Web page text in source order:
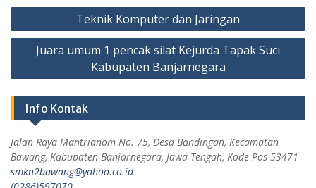
Teknik Komputer dan Jaringan
Juara umum 1 pencak silat Kejurda Tapak Suci
Kabupaten Banjarnegara
Info Kontak
Jalan Raya Mantrianom No. 75, Desa Bandingan, Kecamatan
Bawang, Kabupaten Banjarnegara, Jawa Tengah, Kode Pos 53471
smkn2bawang@yahoo.co.id